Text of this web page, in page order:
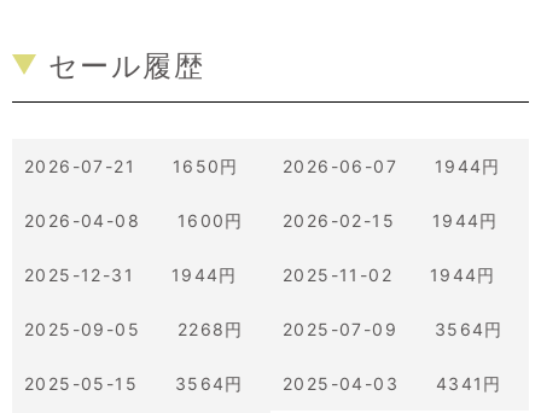
セール履歴
2026-07-21 1650円 2026-06-07 1944円
2026-04-08 1600円 2026-02-15 1944円
2025-12-31 1944円 2025-11-02 1944円
2025-09-05 2268円 2025-07-09 3564円
2025-05-15 3564円 2025-04-03 4341円